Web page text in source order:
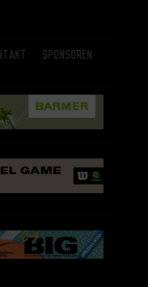
Sponsoren